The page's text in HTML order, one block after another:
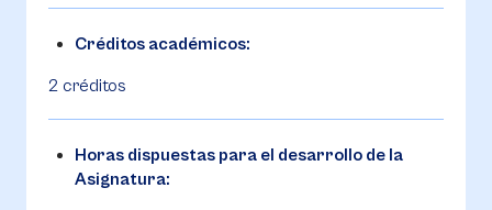
Créditos académicos:
2 créditos
Horas dispuestas para el desarrollo de la
Asignatura: